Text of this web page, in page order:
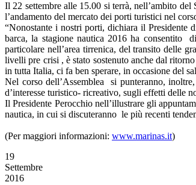
Il 22 settembre alle 15.00 si terrà, nell’ambito
l’andamento del mercato dei porti turistici nel
“Nonostante i nostri porti, dichiara il Presidente
barca, la stagione nautica 2016 ha consentito
particolare nell’area tirrenica, del transito delle
livelli pre crisi , è stato sostenuto anche dal
in tutta Italia, ci fa ben sperare, in occasione del
Nel corso dell’Assemblea si punteranno,
d’interesse turistico- ricreativo, sugli effetti delle
Il Presidente Perocchio nell’illustrare gli
nautica, in cui si discuteranno le più recenti
(Per maggiori informazioni: www.marinas.it)
19
Settembre
2016